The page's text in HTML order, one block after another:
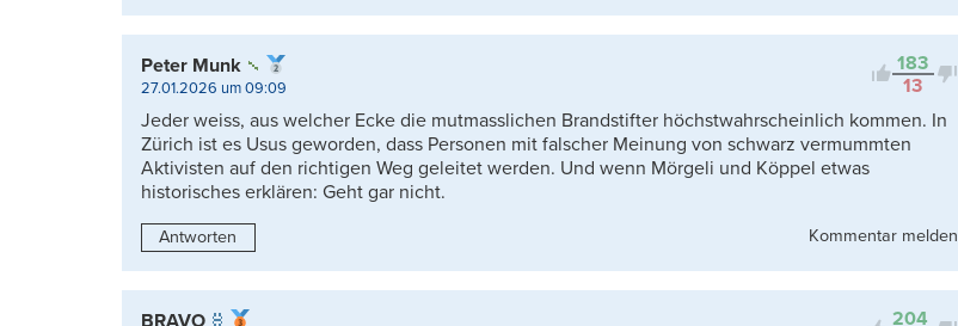
183
13
Peter Munk
27.01.2026 um 09:09
Jeder weiss, aus welcher Ecke die mutmasslichen Brandstifter höchstwahrscheinlich kommen. In
Zürich ist es Usus geworden, dass Personen mit falscher Meinung von schwarz vermummten
Aktivisten auf den richtigen Weg geleitet werden. Und wenn Mörgeli und Köppel etwas
historisches erklären: Geht gar nicht.
Antworten Kommentar melden
204
BRAVO